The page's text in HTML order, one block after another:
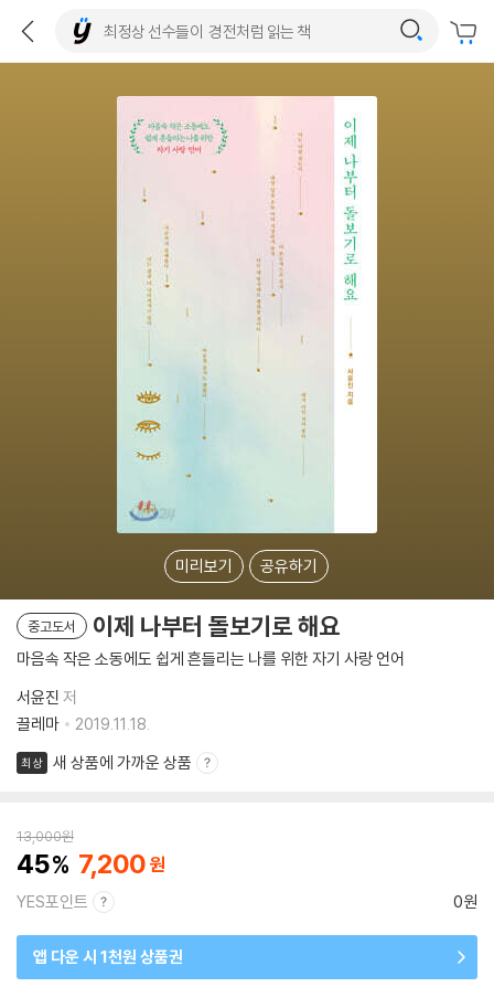
미리보기 공유하기
중고도서 이제 나부터 돌보기로 해요
마음속 작은 소동에도 쉽게 흔들리는 나를 위한 자기 사랑 언어
서윤진 저
끌레마
2019.11.18.
최상 새 상품에 가까운 상품
13,000원
45 7,200
YES포인트 0원
앱 다운 시 1천원 상품권